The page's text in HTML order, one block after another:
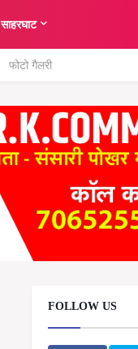
साहरघाट
फोटो गैलरी
FOLLOW US